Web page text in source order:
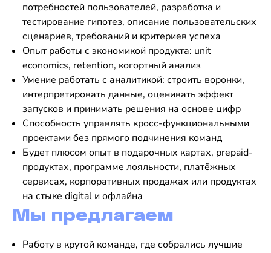
потребностей пользователей, разработка и
тестирование гипотез, описание пользовательских
сценариев, требований и критериев успеха
Опыт работы с экономикой продукта: unit
economics, retention, когортный анализ
Умение работать с аналитикой: строить воронки,
интерпретировать данные, оценивать эффект
запусков и принимать решения на основе цифр
Способность управлять кросс-функциональными
проектами без прямого подчинения команд
Будет плюсом опыт в подарочных картах, prepaid-
продуктах, программе лояльности, платёжных
сервисах, корпоративных продажах или продуктах
на стыке digital и офлайна
Мы предлагаем
Работу в крутой команде, где собрались лучшие